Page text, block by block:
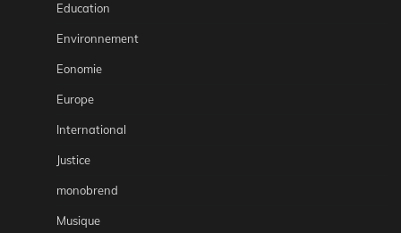
Education
Environnement
Eonomie
Europe
International
Justice
monobrend
Musique